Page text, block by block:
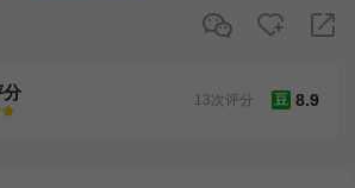
分 豆 8.9
13次评分